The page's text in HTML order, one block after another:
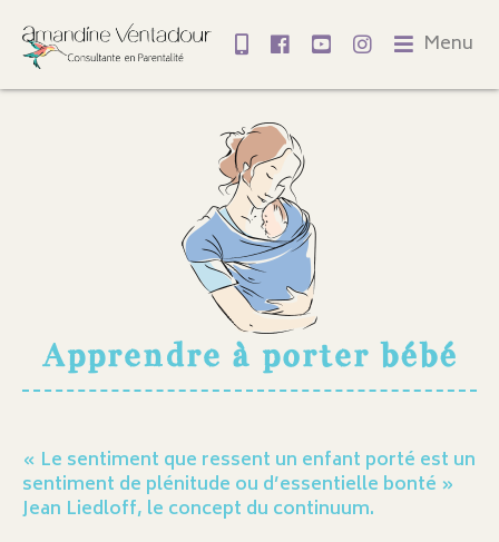
Menu
Apprendre à porter bébé
« Le sentiment que ressent un enfant porté est un
sentiment de plénitude ou d’essentielle bonté »
Jean Liedloff, le concept du continuum.